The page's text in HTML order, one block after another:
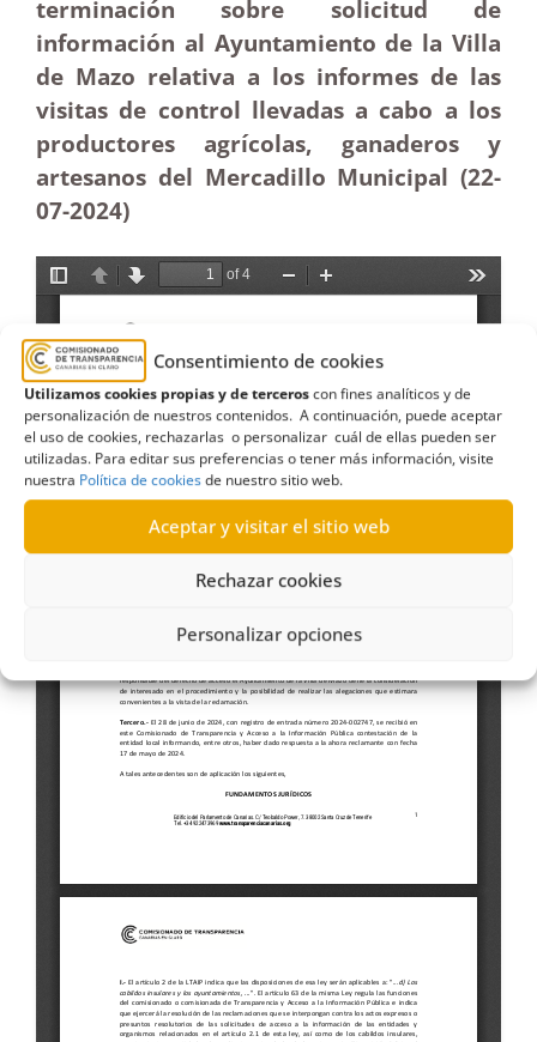
Consentimiento de cookies
Utilizamos cookies propias y de terceroscon fines analíticos y de
personalización de nuestros contenidos. A continuación, puede aceptar
el uso de cookies, rechazarlas o personalizar cuál de ellas pueden ser
utilizadas. Para editar sus preferencias o tener más información, visite
nuestra Política de cookiesde nuestro sitio web.
Aceptar y visitar el sitio web
Rechazar cookies
Personalizar opciones
terminación sobre solicitud de
información al Ayuntamiento de la Villa
de Mazo relativa a los informes de las
visitas de control llevadas a cabo a los
productores agrícolas, ganaderos y
artesanos del Mercadillo Municipal (22-
07-2024)